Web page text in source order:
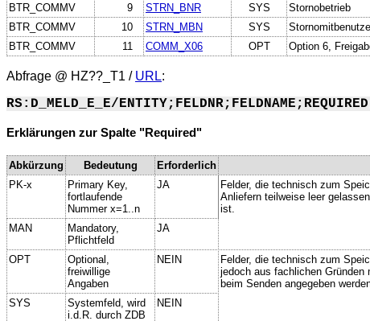
BTR_COMMV
9 STRN_BNR SYS Stornobetrieb
BTR_COMMV
10 STRN_MBN SYS
BTR_COMMV
11 COMM_X06 OPT Option 6,
Abfrage @ HZ??_T1 / URL:
RS:D_MELD_E_E/
Erklärungen zur Spalte "Required"
Abkürzung Bedeutung Erforderlich
PK-x
Primary Key,
fortlaufende
Nummer x=1..n
JA
Felder, die technisch zum
Anliefern teilweise leer
ist.
MAN
Mandatory,
Pflichtfeld
JA
OPT
Optional,
freiwillige
Angaben
NEIN
Felder, die technisch zum
jedoch aus fachlichen Gründen
beim Senden angegeben
SYS
Systemfeld, wird
i.d.R. durch ZDB
NEIN